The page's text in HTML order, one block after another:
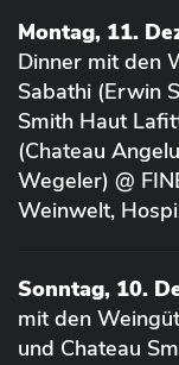
Montag, 11.
Dinner mit den
Sabathi (Erwin
Smith Haut
(Chateau
Wegeler) @
Weinwelt,
Sonntag, 10.
mit den
und Chateau